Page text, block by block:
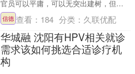
官员可以平庸，可以无突出建树，但绝
对不能风头盖过泽连斯基，唯有一味顺
从、毫无野心的人，才能长....
信德 查看： 184 分类： 久联优配
华城融 沈阳有HPV相关就诊
需求该如何挑选合适诊疗机
构